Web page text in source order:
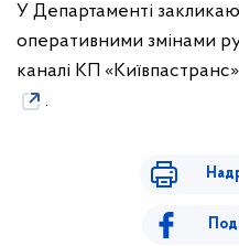
У Департаменті
оперативними змінами
каналі КП
.